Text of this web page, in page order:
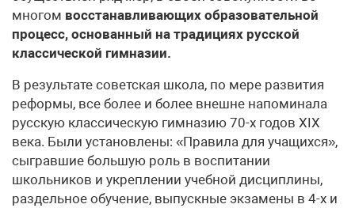
многом восстанавливающих образовательной
процесс, основанный на традициях русской
классической гимназии.
В результате советская школа, по мере развития
реформы, все более и более внешне напоминала
русскую классическую гимназию 70-х годов ХIХ
века. Были установлены: «Правила для учащихся»,
сыгравшие большую роль в воспитании
школьников и укреплении учебной дисциплины,
раздельное обучение, выпускные экзамены в 4-х и